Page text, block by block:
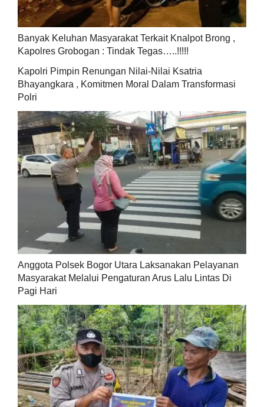
Banyak Keluhan Masyarakat Terkait Knalpot Brong ,
Kapolres Grobogan : Tindak Tegas…..!!!!!
Kapolri Pimpin Renungan Nilai-Nilai Ksatria
Bhayangkara , Komitmen Moral Dalam Transformasi
Polri
Anggota Polsek Bogor Utara Laksanakan Pelayanan
Masyarakat Melalui Pengaturan Arus Lalu Lintas Di
Pagi Hari